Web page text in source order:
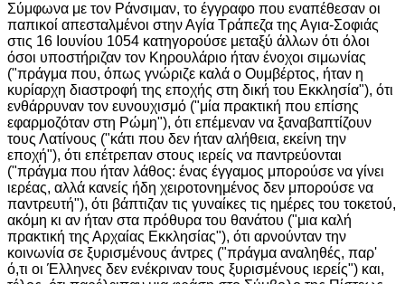
Σύμφωνα με τον Ράνσιμαν, το έγγραφο που εναπέθεσαν οι
παπικοί απεσταλμένοι στην Αγία Τράπεζα της Αγια-Σοφιάς
στις 16 Ιουνίου 1054 κατηγορούσε μεταξύ άλλων ότι όλοι
όσοι υποστήριζαν τον Κηρουλάριο ήταν ένοχοι σιμωνίας
("πράγμα που, όπως γνώριζε καλά ο Ουμβέρτος, ήταν η
κυρίαρχη διαστροφή της εποχής στη δική του Εκκλησία"), ότι
ενθάρρυναν τον ευνουχισμό ("μία πρακτική που επίσης
εφαρμοζόταν στη Ρώμη"), ότι επέμεναν να ξαναβαπτίζουν
τους Λατίνους ("κάτι που δεν ήταν αλήθεια, εκείνη την
εποχή"), ότι επέτρεπαν στους ιερείς να παντρεύονται
("πράγμα που ήταν λάθος: ένας έγγαμος μπορούσε να γίνει
ιερέας, αλλά κανείς ήδη χειροτονημένος δεν μπορούσε να
παντρευτή"), ότι βάπτιζαν τις γυναίκες τις ημέρες του τοκετού,
ακόμη κι αν ήταν στα πρόθυρα του θανάτου ("μια καλή
πρακτική της Αρχαίας Εκκλησίας"), ότι αρνούνταν την
κοινωνία σε ξυρισμένους άντρες ("πράγμα αναληθές, παρ'
ό,τι οι Έλληνες δεν ενέκριναν τους ξυρισμένους ιερείς") και,